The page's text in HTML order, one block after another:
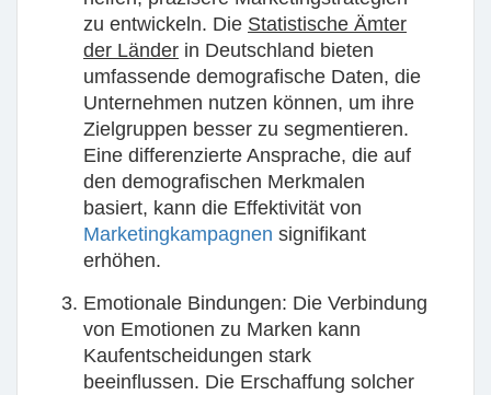
zu entwickeln. Die Statistische Ämter
der Länder in Deutschland bieten
umfassende demografische Daten, die
Unternehmen nutzen können, um ihre
Zielgruppen besser zu segmentieren.
Eine differenzierte Ansprache, die auf
den demografischen Merkmalen
basiert, kann die Effektivität von
Marketingkampagnen signifikant
erhöhen.
Emotionale Bindungen: Die Verbindung
von Emotionen zu Marken kann
Kaufentscheidungen stark
beeinflussen. Die Erschaffung solcher